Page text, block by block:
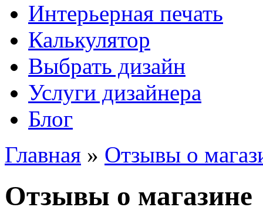
Интерьерная печать
Калькулятор
Выбрать дизайн
Услуги дизайнера
Блог
Главная » Отзывы о
Отзывы о магазине